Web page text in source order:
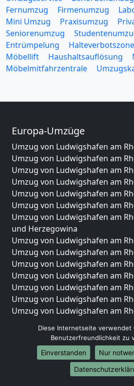
Fernumzug
Firmenumzug
Mini Umzug
Praxisumzug
Seniorenumzug
Entrümpelung
Halteverbotszone
Möbellift
Haushaltsauflösung
Möbelmitfahrzentrale
Europa-Umzüge
Umzug von Ludwigshafen am
Umzug von Ludwigshafen am
Umzug von Ludwigshafen am
Umzug von Ludwigshafen am
Umzug von Ludwigshafen am
Umzug von Ludwigshafen am
Umzug von Ludwigshafen am
und Herzegowina
Umzug von Ludwigshafen am
Umzug von Ludwigshafen am
Umzug von Ludwigshafen am
Umzug von Ludwigshafen am
Umzug von Ludwigshafen am
Umzug von Ludwigshafen am
Umzug von Ludwigshafen am
Griechenland
Umzug von Ludwigshafen am
Umzug von Ludwigshafen am
Diese Internetseite verwendet
Benutzerfreundlichkeit zu
Einverstanden
Nur